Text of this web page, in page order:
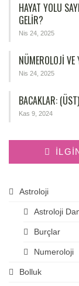
HAYAT YOLU
GELIR?
Nis 24, 2025
NÜMEROLOJİ
Nis 24, 2025
BACAKLAR:
Kas 9, 2024
Astroloji
Astroloji
Burçlar
Numeroloji
Bolluk